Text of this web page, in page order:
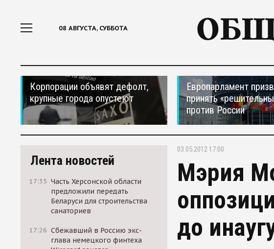
08 АВГУСТА, СУББОТА
Корпорации объявят дефолт,
крупные города опустеют
Европарламент
принять
против России
Лента новостей
17:35 Часть Херсонской области
предложили передать
Беларуси для строительства
санаториев
17:26 Сбежавший в Россию экс-
глава немецкого финтеха
03.05.2012 17:00
Мэрия
до